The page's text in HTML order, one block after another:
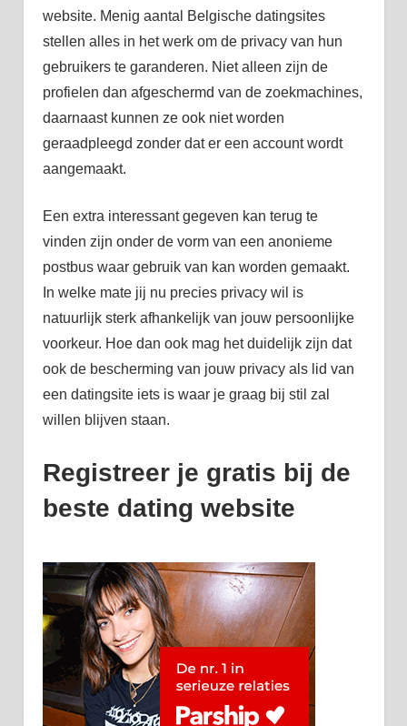
website. Menig aantal Belgische datingsites
stellen alles in het werk om de privacy van hun
gebruikers te garanderen. Niet alleen zijn de
profielen dan afgeschermd van de zoekmachines,
daarnaast kunnen ze ook niet worden
geraadpleegd zonder dat er een account wordt
aangemaakt.
Een extra interessant gegeven kan terug te
vinden zijn onder de vorm van een anonieme
postbus waar gebruik van kan worden gemaakt.
In welke mate jij nu precies privacy wil is
natuurlijk sterk afhankelijk van jouw persoonlijke
voorkeur. Hoe dan ook mag het duidelijk zijn dat
ook de bescherming van jouw privacy als lid van
een datingsite iets is waar je graag bij stil zal
willen blijven staan.
Registreer je gratis bij de
beste dating website